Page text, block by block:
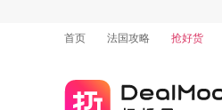
首页
法国攻略 抢好货